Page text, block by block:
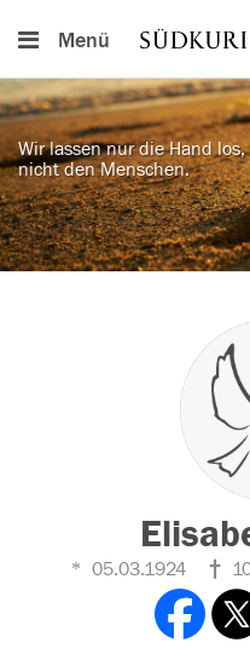
Menü
Wir lassen nur die Hand los,
nicht den Menschen.
05.03.1924